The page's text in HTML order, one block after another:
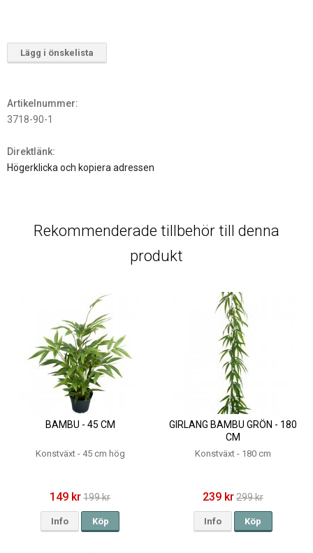
Lägg i önskelista
Artikelnummer:
3718-90-1
Direktlänk:
Högerklicka och kopiera adressen
Rekommenderade tillbehör till denna
produkt
BAMBU - 45 CM
Konstväxt - 45 cm hög
149 kr 199 kr
Info Köp
GIRLANG BAMBU GRÖN - 180
CM
Konstväxt - 180 cm
239 kr299 kr
Info Köp